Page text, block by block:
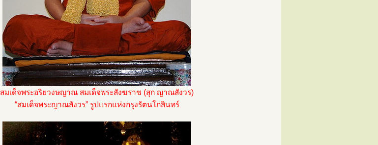
สมเด็จพระอริยวงษญาณ สมเด็จพระสังฆราช (สุก ญาณสังวร)
“สมเด็จพระญาณสังวร” รูปแรกแห่งกรุงรัตนโกสินทร์